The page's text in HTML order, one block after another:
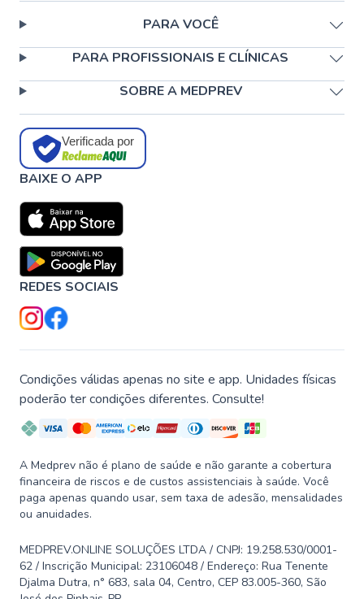
PARA VOCÊ
PARA PROFISSIONAIS E CLÍNICAS
SOBRE A MEDPREV
Verificada por
BAIXE O APP
REDES SOCIAIS
Condições válidas apenas no site e app. Unidades físicas
poderão ter condições diferentes. Consulte!
A Medprev não é plano de saúde e não garante a cobertura
financeira de riscos e de custos assistenciais à saúde. Você
paga apenas quando usar, sem taxa de adesão, mensalidades
ou anuidades.
MEDPREV.ONLINE SOLUÇÕES LTDA / CNPJ: 19.258.530/0001-
62 / Inscrição Municipal: 23106048 / Endereço: Rua Tenente
Djalma Dutra, n° 683, sala 04, Centro, CEP 83.005-360, São